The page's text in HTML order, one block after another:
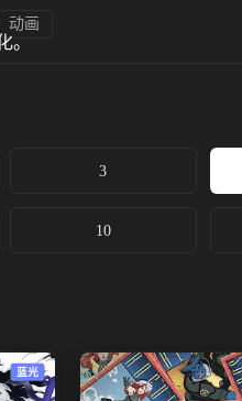
动画
。
3
10
蓝光